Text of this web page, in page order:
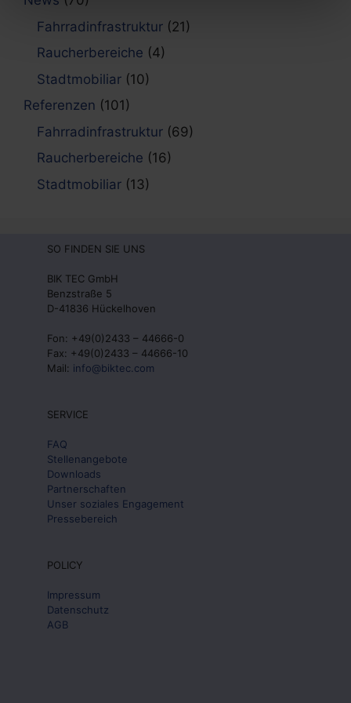
Fahrradinfrastruktur (21)
Raucherbereiche (4)
Stadtmobiliar (10)
Referenzen (101)
Fahrradinfrastruktur (69)
Raucherbereiche (16)
Stadtmobiliar (13)
SO FINDEN SIE UNS
BIK TEC GmbH
Benzstraße 5
D-41836 Hückelhoven
Fon: +49(0)2433 – 44666-0
Fax: +49(0)2433 – 44666-10
Mail: info@biktec.com
SERVICE
FAQ
Stellenangebote
Downloads
Partnerschaften
Unser soziales Engagement
Pressebereich
POLICY
Impressum
Datenschutz
AGB